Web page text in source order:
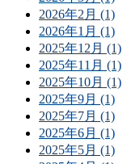
2026年2月 (1)
2026年1月 (1)
2025年12月 (1)
2025年11月 (1)
2025年10月 (1)
2025年9月 (1)
2025年7月 (1)
2025年6月 (1)
2025年5月 (1)